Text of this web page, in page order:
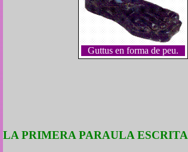
Guttus en forma de peu.
LA PRIMERA PARAULA ESCRITA